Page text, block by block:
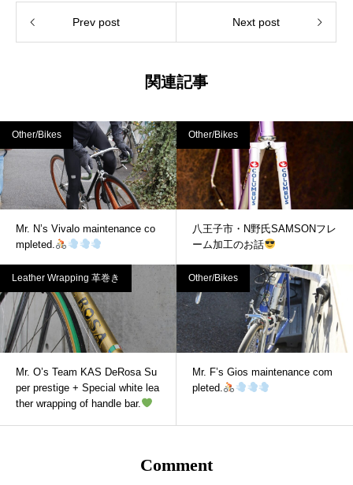
Prev post Next post
関連記事
Other/Bikes
Mr. N’s Vivalo maintenance co
mpleted.
Other/Bikes
八王子市・N野氏SAMSONフレ
ーム加工のお話
Leather Wrapping 革巻き
Mr. O’s Team KAS DeRosa Su
per prestige + Special white lea
ther wrapping of handle bar.
Other/Bikes
Mr. F’s Gios maintenance com
pleted.
Comment